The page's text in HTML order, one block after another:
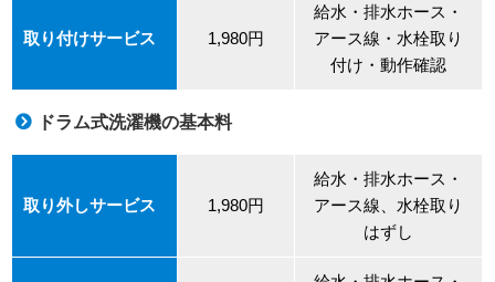
取り付けサービス 1,980円
給水・排水ホース・
アース線・水栓取り
付け・動作確認
ドラム式洗濯機の基本料
取り外しサービス 1,980円
給水・排水ホース・
アース線、水栓取り
はずし